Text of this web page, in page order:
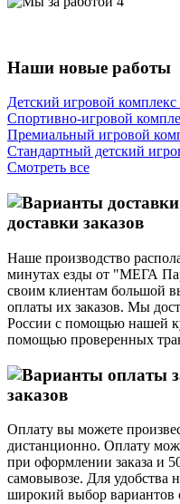
Наши новые работы
Детский игровой
Спортивно-игровой
Премиальный игровой
Стандартный детский
Смотреть все
доставки заказов
Наше производство
минутах езды от "МЕГА
своим клиентам большой
оплаты их заказов. Мы
России с помощью нашей
помощью проверенных
заказов
Оплату вы можете
дистанционно. Оплату
при оформлении заказа и
самовывозе. Для удобства
широкий выбор вариантов